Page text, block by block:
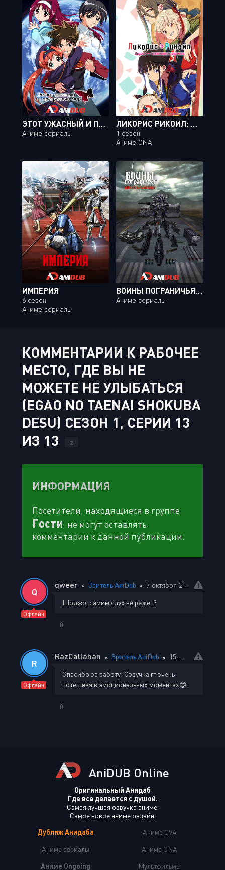
ЭТОТ УЖАСНЫЙ И ПРЕКРАСНЫЙ МИР / KONO MINIKUKU MO UTSUKUSHII SEKAI [12 ИЗ 12]
Аниме сериалы
ЛИКОРИС РИКОИЛ: ДРУЗЬЯ — ПОХИТИТЕЛИ ВРЕМЕНИ
1 сезон
Аниме ONA
ИМПЕРИЯ
6 сезон
Аниме сериалы
ВОИНЫ ПОГРАНИЧЬЯ: ДЕМОН В СТАЛЬНОЙ БРОНЕ / KYOUKAI SENKI: KYOKKOU NO SOUKI [06 ИЗ 06]
Аниме сериалы
КОММЕНТАРИИ К РАБОЧЕЕ
МЕСТО, ГДЕ ВЫ НЕ
МОЖЕТЕ НЕ УЛЫБАТЬСЯ
(EGAO NO TAENAI SHOKUBA
DESU) СЕЗОН 1, СЕРИИ 13
ИЗ 13
2
ИНФОРМАЦИЯ
Посетители, находящиеся в группе
Гости, не могут оставлять
комментарии к данной публикации.
Q
Офлайн
qweer Зритель AniDub 7 октября 2025 18:13
Шоджо, самим слух не режет?
0
R
Офлайн
RazCallahan Зритель AniDub 15 мая 2026 15:38
Спасибо за работу! Озвучка гг очень
потешная в эмоциональных моментах😄
0
AniDUB Online
Оригинальный Анидаб
Где все делается с душой.
Самая лучшая озвучка аниме.
Самое новое аниме онлайн.
Дубляж Анидаба
Аниме сериалы
Аниме Ongoing
Аниме OVA
Аниме ONA
Мультфильмы